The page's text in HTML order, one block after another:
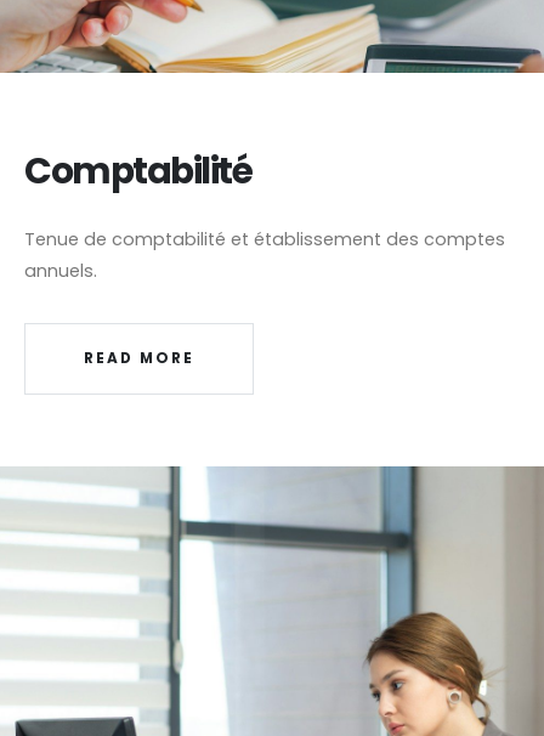
Comptabilité
Tenue de comptabilité et établissement des comptes
annuels.
READ MORE